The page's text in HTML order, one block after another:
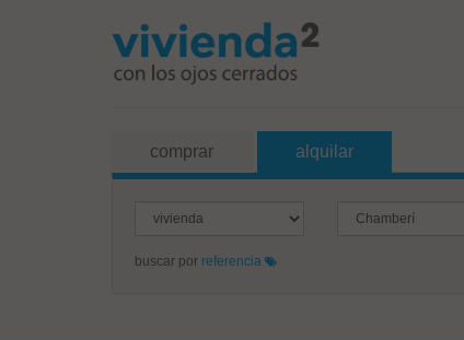
comprar alquilar
buscar por referencia